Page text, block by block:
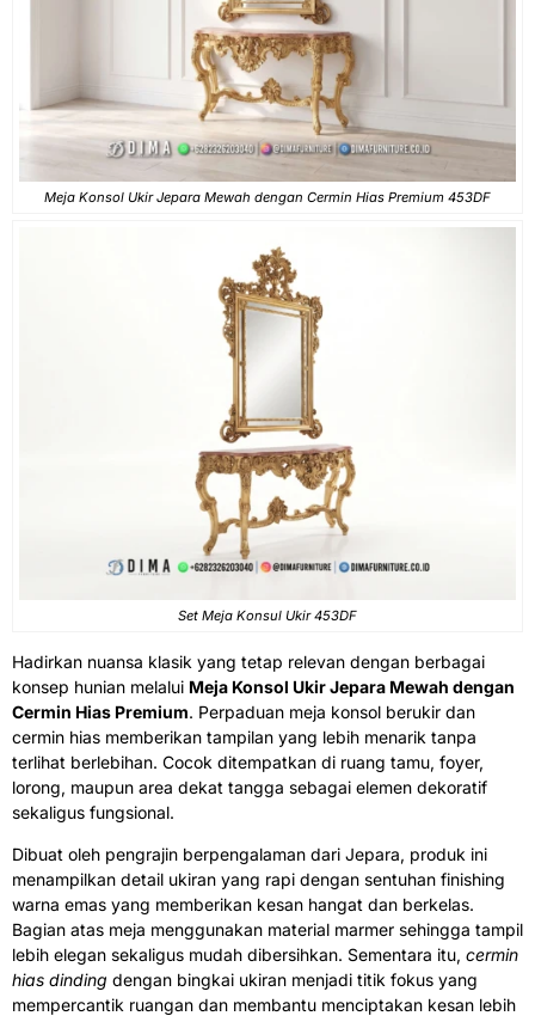
Meja Konsol Ukir Jepara Mewah dengan Cermin Hias Premium 453DF
Set Meja Konsul Ukir 453DF
Hadirkan nuansa klasik yang tetap relevan dengan berbagai
konsep hunian melalui Meja Konsol Ukir Jepara Mewah dengan
Cermin Hias Premium. Perpaduan meja konsol berukir dan
cermin hias memberikan tampilan yang lebih menarik tanpa
terlihat berlebihan. Cocok ditempatkan di ruang tamu, foyer,
lorong, maupun area dekat tangga sebagai elemen dekoratif
sekaligus fungsional.
Dibuat oleh pengrajin berpengalaman dari Jepara, produk ini
menampilkan detail ukiran yang rapi dengan sentuhan finishing
warna emas yang memberikan kesan hangat dan berkelas.
Bagian atas meja menggunakan material marmer sehingga tampil
lebih elegan sekaligus mudah dibersihkan. Sementara itu, cermin
hias dinding dengan bingkai ukiran menjadi titik fokus yang
mempercantik ruangan dan membantu menciptakan kesan lebih